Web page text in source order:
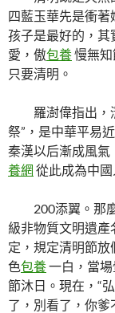
四藍玉華先是衝著
孩子是最好的，其
愛，傲包養慢無
只要清明。
羅澍偉指出，
祭”，是中華平易
秦漢以后漸成風氣
養網 從此成為中
200添翼。那麼
級非物質文明遺產
定，規定清明節放
色包養一白，當
節沐日。現在，“
了，別看了，你爹